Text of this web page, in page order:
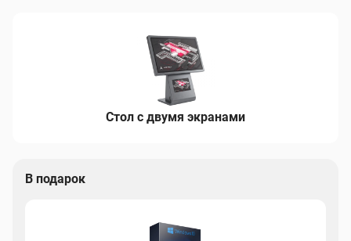
Стол с двумя экранами
В подарок